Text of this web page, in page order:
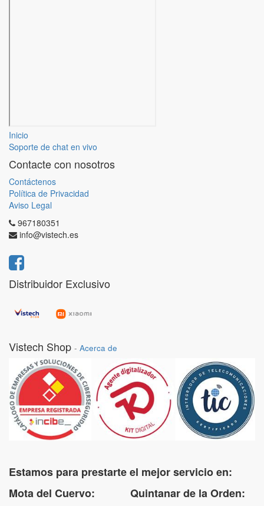
Inicio
Soporte de chat en vivo
Contacte con nosotros
Contáctenos
Política de Privacidad
Aviso Legal
967180351
info@vistech.es
Distribuidor Exclusivo
Vistech Shop - Acerca de
Estamos para prestarte el mejor servicio en:
Mota del Cuervo: Quintanar de la Orden: